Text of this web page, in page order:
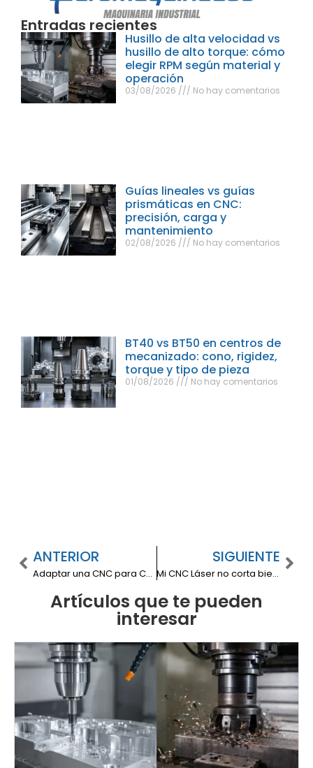
Entradas recientes
Husillo de alta velocidad vs
husillo de alto torque: cómo
elegir RPM según material y
operación
03/08/2026 No hay comentarios
Guías lineales vs guías
prismáticas en CNC:
precisión, carga y
mantenimiento
02/08/2026 No hay comentarios
BT40 vs BT50 en centros de
mecanizado: cono, rigidez,
torque y tipo de pieza
01/08/2026 No hay comentarios
ANTERIOR
Adaptar una CNC para Corte Láser: cuándo tiene sentido (y cuándo conviene una máquina láser industrial)
SIGUIENTE
Mi CNC Láser no corta bien un círculo: diagnóstico de desfase, vibración y parámetros
Artículos que te pueden
interesar